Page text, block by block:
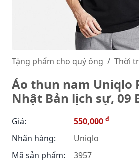
Tặng phẩm cho quý ông Thời
Áo thun nam Uniqlo
Nhật Bản lịch sự, 09
Giá: 550,000 đ
Nhãn hàng:
Uniqlo
Mã sản phẩm:
3957